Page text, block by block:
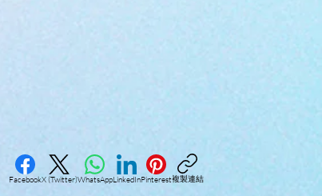
FacebookX (Twitter)WhatsAppLinkedInPinterest複製連結